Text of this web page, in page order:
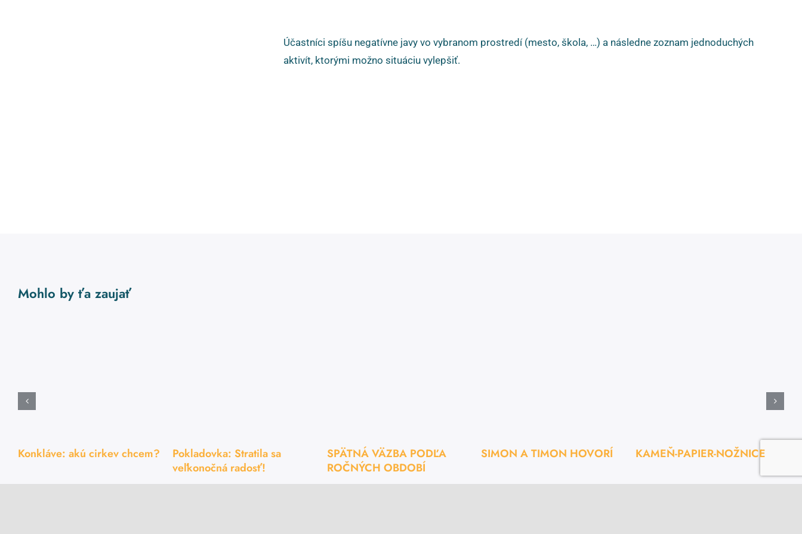
Účastníci spíšu negatívne javy vo vybranom prostredí (mesto, škola, …) a následne zoznam jednoduchých
aktivít, ktorými možno situáciu vylepšiť.
Mohlo by ťa zaujať
Konkláve: akú cirkev chcem?
Pokladovka: Stratila sa
veľkonočná radosť!
SPÄTNÁ VÄZBA PODĽA
ROČNÝCH OBDOBÍ
SIMON A TIMON HOVORÍ KAMEŇ-PAPIER-NOŽNICE